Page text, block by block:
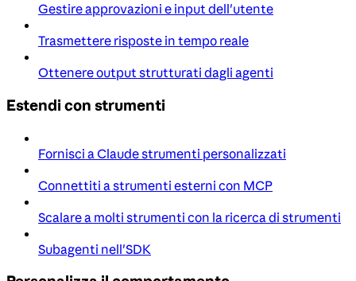
Gestire approvazioni e input dell'utente
Trasmettere risposte in tempo reale
Ottenere output strutturati dagli agenti
Estendi con strumenti
Fornisci a Claude strumenti personalizzati
Connettiti a strumenti esterni con MCP
Scalare a molti strumenti con la ricerca di strumenti
Subagenti nell'SDK